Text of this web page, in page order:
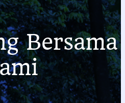
Bersama